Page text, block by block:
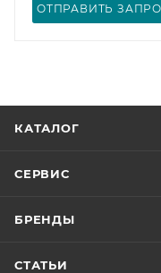
ОТПРАВИТЬ
КАТАЛОГ
СЕРВИС
БРЕНДЫ
СТАТЬИ